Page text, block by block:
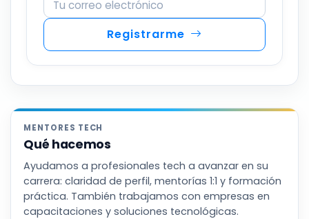
Registrarme
MENTORES TECH
Qué hacemos
Ayudamos a profesionales tech a avanzar en su
carrera: claridad de perfil, mentorías 1:1 y formación
práctica. También trabajamos con empresas en
capacitaciones y soluciones tecnológicas.